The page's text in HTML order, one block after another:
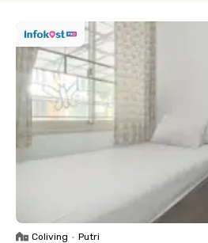
Coliving • Putri